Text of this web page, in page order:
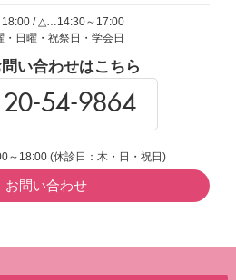
/ △…14:30～17:00
・日曜・祝祭日・学会日
い合わせはこちら
54-9864
～18:00 (休診日：木・日・祝日)
お問い合わせ